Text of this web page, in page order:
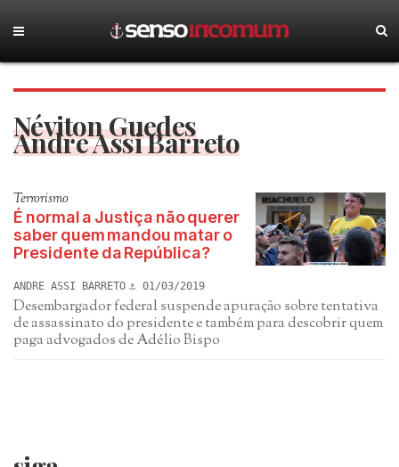
Néviton Guedes
Andre Assi Barreto
Terrorismo
É normal a Justiça não querer
saber quem mandou matar o
Presidente da República?
ANDRE ASSI BARRETO 01/03/2019
Desembargador federal suspende apuração sobre tentativa
de assassinato do presidente e também para descobrir quem
paga advogados de Adélio Bispo